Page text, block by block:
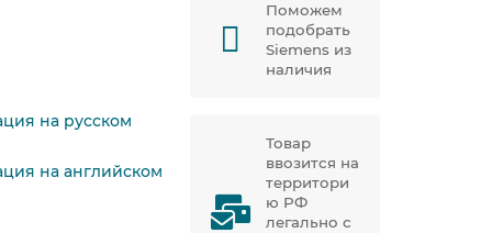
на русском
на английском
Поможем
подобрать
Siemens из
наличия
Товар
ввозится на
территори
ю РФ
легально с